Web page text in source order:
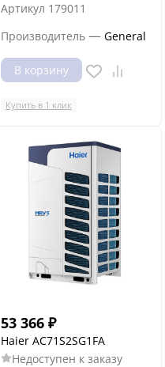
Артикул 179011
Производитель — General
В корзину
Купить в 1 клик
53 366 ₽
Haier AC71S2SG1FA
Недоступен к заказу